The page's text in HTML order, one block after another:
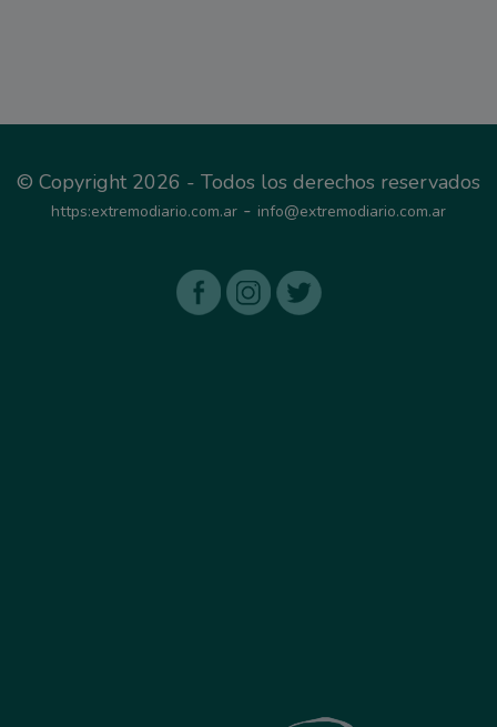
© Copyright 2026 - Todos los derechos reservados
https:extremodiario.com.ar - info@extremodiario.com.ar